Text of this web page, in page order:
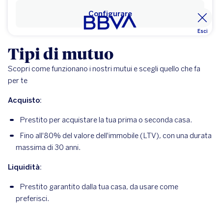
Configurare
Esci
Tipi di mutuo
Scopri come funzionano i nostri mutui e scegli quello che fa
per te
Acquisto:
Prestito per acquistare la tua prima o seconda casa.
Fino all'80% del valore dell'immobile (LTV), con una durata
massima di 30 anni.
Liquidità:
Prestito garantito dalla tua casa, da usare come
preferisci.